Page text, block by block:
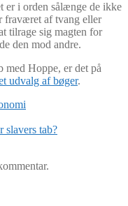
er i orden sålænge de ikke
fraværet af tvang eller
tilrage sig magten for
den mod andre.
med Hoppe, er det på
udvalg af bøger.
slavers tab?